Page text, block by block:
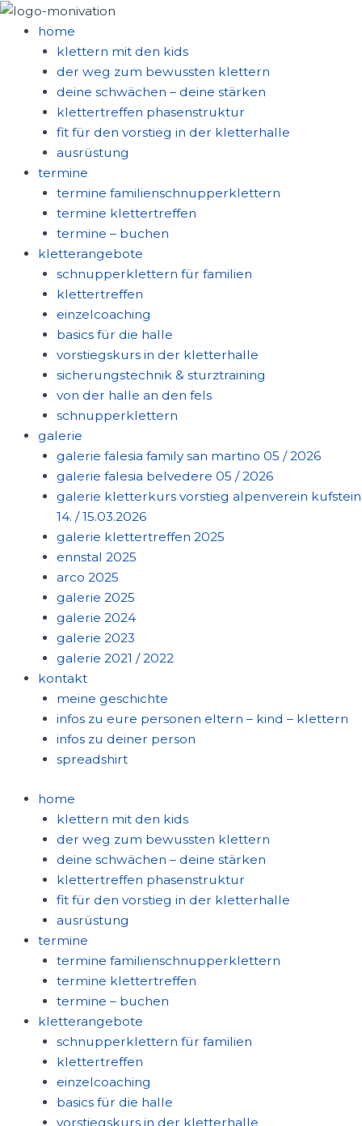
zum
inhalt
springen
home
klettern mit den kids
der weg zum bewussten klettern
deine schwächen – deine stärken
klettertreffen phasenstruktur
fit für den vorstieg in der kletterhalle
ausrüstung
termine
termine familienschnupperklettern
termine klettertreffen
termine – buchen
kletterangebote
schnupperklettern für familien
klettertreffen
einzelcoaching
basics für die halle
vorstiegskurs in der kletterhalle
sicherungstechnik & sturztraining
von der halle an den fels
schnupperklettern
galerie
galerie falesia family san martino 05 / 2026
galerie falesia belvedere 05 / 2026
galerie kletterkurs vorstieg alpenverein kufstein
14. / 15.03.2026
galerie klettertreffen 2025
ennstal 2025
arco 2025
galerie 2025
galerie 2024
galerie 2023
galerie 2021 / 2022
kontakt
meine geschichte
infos zu eure personen eltern – kind – klettern
infos zu deiner person
spreadshirt
home
klettern mit den kids
der weg zum bewussten klettern
deine schwächen – deine stärken
klettertreffen phasenstruktur
fit für den vorstieg in der kletterhalle
ausrüstung
termine
termine familienschnupperklettern
termine klettertreffen
termine – buchen
kletterangebote
schnupperklettern für familien
klettertreffen
einzelcoaching
basics für die halle
vorstiegskurs in der kletterhalle